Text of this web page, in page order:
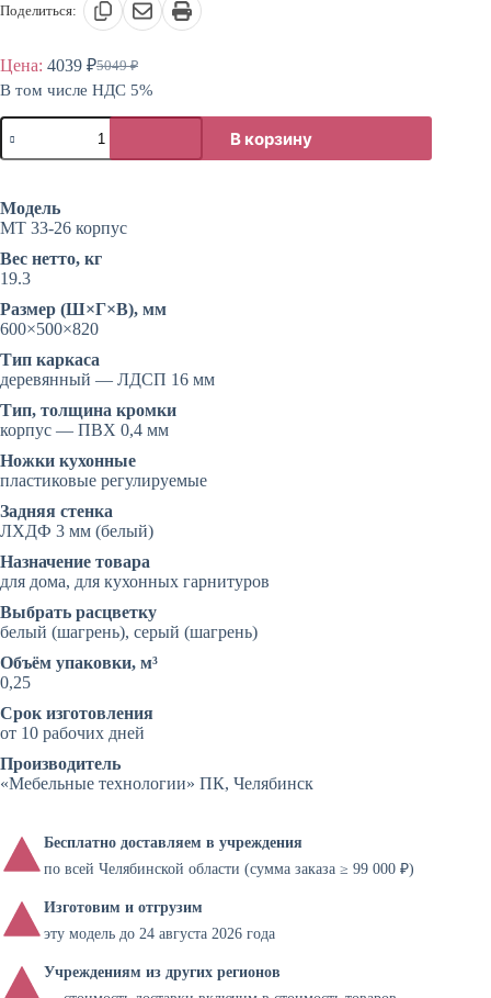
Поделиться:
Цена: 5049₽
Первоначальная
цена
составляла
5049 ₽.
4039 ₽Текущая
цена:
4039 ₽.
В том числе НДС 5%
Количество
товара
Корпус
кухни
без
фасадов
В корзину
Модель
МТ 33-26 корпус
Вес нетто, кг
19.3
Размер (Ш×Г×В), мм
600×500×820
Тип каркаса
деревянный — ЛДСП 16 мм
Тип, толщина кромки
корпус — ПВХ 0,4 мм
Ножки кухонные
пластиковые регулируемые
Задняя стенка
ЛХДФ 3 мм (белый)
Назначение товара
для дома, для кухонных гарнитуров
Выбрать расцветку
белый (шагрень), серый (шагрень)
Объём упаковки, м³
0,25
Срок изготовления
от 10 рабочих дней
Производитель
«Мебельные технологии» ПК, Челябинск
Бесплатно доставляем в учреждения
по всей Челябинской области (сумма заказа ≥ 99 000 ₽)
Изготовим и отгрузим
эту модель до 24 августа 2026 года
Учреждениям из других регионов